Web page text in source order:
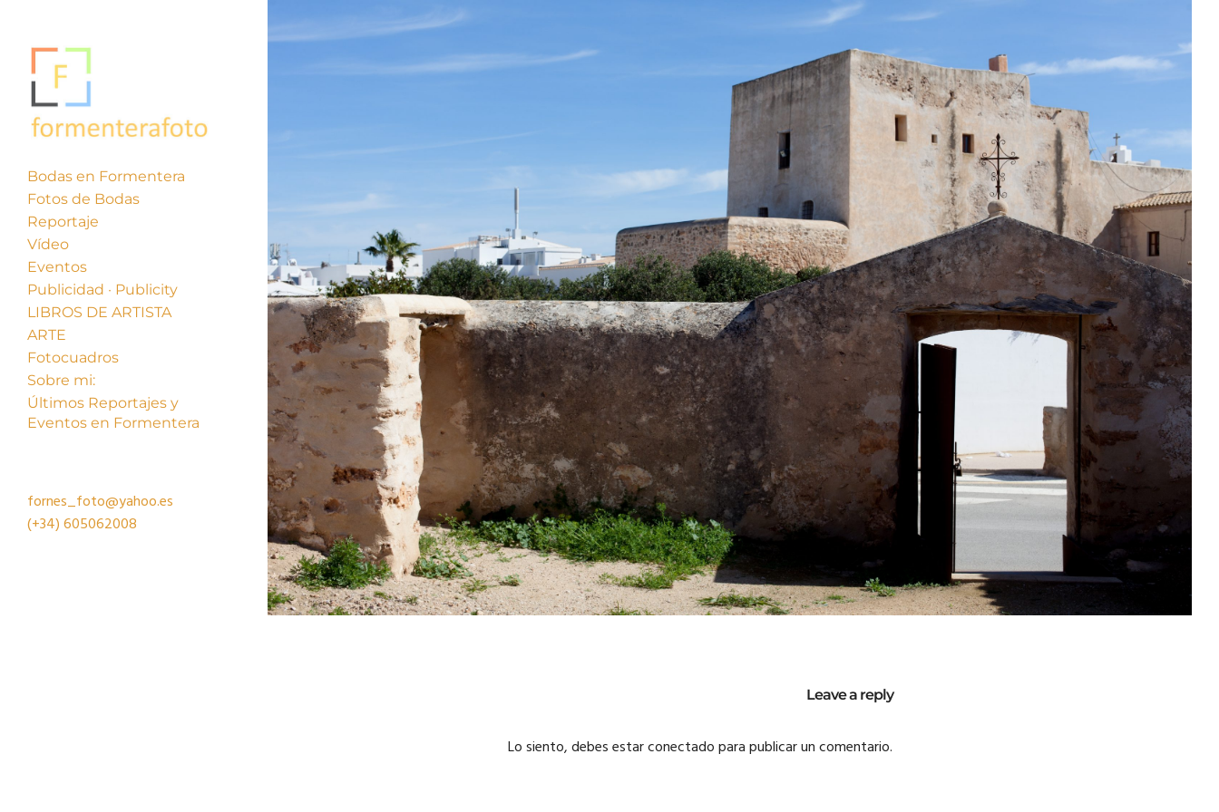
Bodas en Formentera
Fotos de Bodas
Reportaje
Vídeo
Eventos
Publicidad · Publicity
LIBROS DE ARTISTA
ARTE
Fotocuadros
Sobre mi:
Últimos Reportajes y
Eventos en Formentera
fornes_foto@yahoo.es
(+34)605062008
Leave a reply
Lo siento, debes estarconectadopara publicar un comentario.